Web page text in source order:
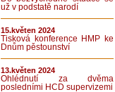
už v podstatě narodí
15.květen 2024
Tisková konference HMP ke
Dnům pěstounství
13.květen 2024
Ohlédnutí za dvěma
posledními HCD supervizemi